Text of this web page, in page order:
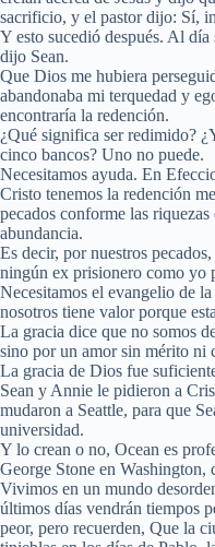
sacrificio, y el pastor dijo: Sí,
Y esto sucedió después. Al
dijo Sean.
Que Dios me hubiera
abandonaba mi terquedad y
encontraría la redención.
¿Qué significa ser redimido?
cinco bancos? Uno no puede.
Necesitamos ayuda. En
Cristo tenemos la redención
pecados conforme las
abundancia.
Es decir, por nuestros
ningún ex prisionero como yo
Necesitamos el evangelio de
nosotros tiene valor porque
La gracia dice que no somos
sino por un amor sin mérito ni
La gracia de Dios fue
Sean y Annie le pidieron a
mudaron a Seattle, para que
universidad.
Y lo crean o no, Ocean es
George Stone en Washington,
Vivimos en un mundo
últimos días vendrán tiempos
peor, pero recuerden, Que la